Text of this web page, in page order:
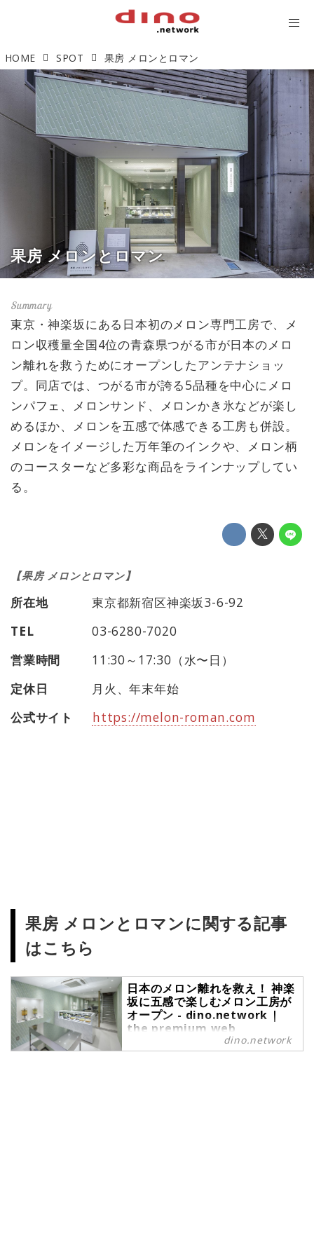
HOME SPOT 果房 メロンとロマン
果房 メロンとロマン
東京・神楽坂にある日本初のメロン専門工房で、メ
ロン収穫量全国4位の青森県つがる市が日本のメロ
ン離れを救うためにオープンしたアンテナショッ
プ。同店では、つがる市が誇る5品種を中心にメロ
ンパフェ、メロンサンド、メロンかき氷などが楽し
めるほか、メロンを五感で体感できる工房も併設。
メロンをイメージした万年筆のインクや、メロン柄
のコースターなど多彩な商品をラインナップしてい
る。
所在地
東京都新宿区神楽坂3-6-92
TEL
03-6280-7020
営業時間
11:30～17:30（水〜日）
定休日
月火、年末年始
公式サイト
https://melon-roman.com
【果房 メロンとロマン】
果房 メロンとロマンに関する記事
はこちら
日本のメロン離れを救え！ 神楽
坂に五感で楽しむメロン工房が
オープン - dino.network |
the premium web
magazine by Revolver
dino.network